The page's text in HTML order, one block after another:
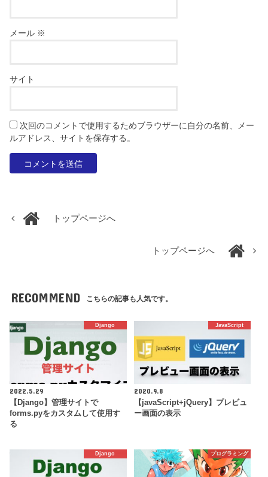
メール ※
サイト
次回のコメントで使用するためブラウザーに自分の名前、メー
ルアドレス、サイトを保存する。
トップページへ
トップページへ
RECOMMEND こちらの記事も人気です。
Django
2022.5.29
【Django】管理サイトで
forms.pyをカスタムして使用す
る
JavaScript
2020.9.8
【javaScript+jQuery】プレビュ
ー画面の表示
Django プログラミング